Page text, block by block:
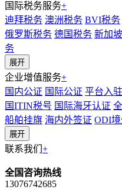
国际税务服务+
迪拜税务 澳洲税务 BVI税务
俄罗斯税务 德国税务 新加
务
展开
企业增值服务+
国内公证 国际公证 平台入驻
国ITIN税号 国际海牙认证
船舶挂旗 海内外签证 ODI
展开
联系我们 +
全国咨询热线
13076742685